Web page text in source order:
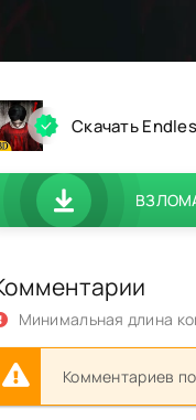
Скачать
Минимальная длина
Комментариев